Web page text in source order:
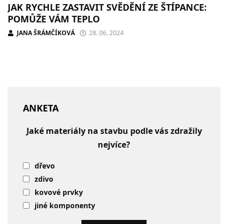
JAK RYCHLE ZASTAVIT SVĚDĚNÍ ZE ŠTÍPANCE:
POMŮŽE VÁM TEPLO
JANA ŠRÁMČÍKOVÁ 28. 06. 2024
ANKETA
Jaké materiály na stavbu podle vás zdražily
nejvíce?
dřevo
zdivo
kovové prvky
jiné komponenty